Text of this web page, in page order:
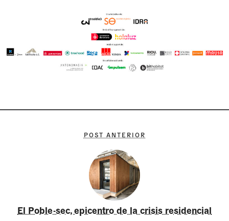
POST ANTERIOR
El Poble-sec, epicentro de la crisis residencial